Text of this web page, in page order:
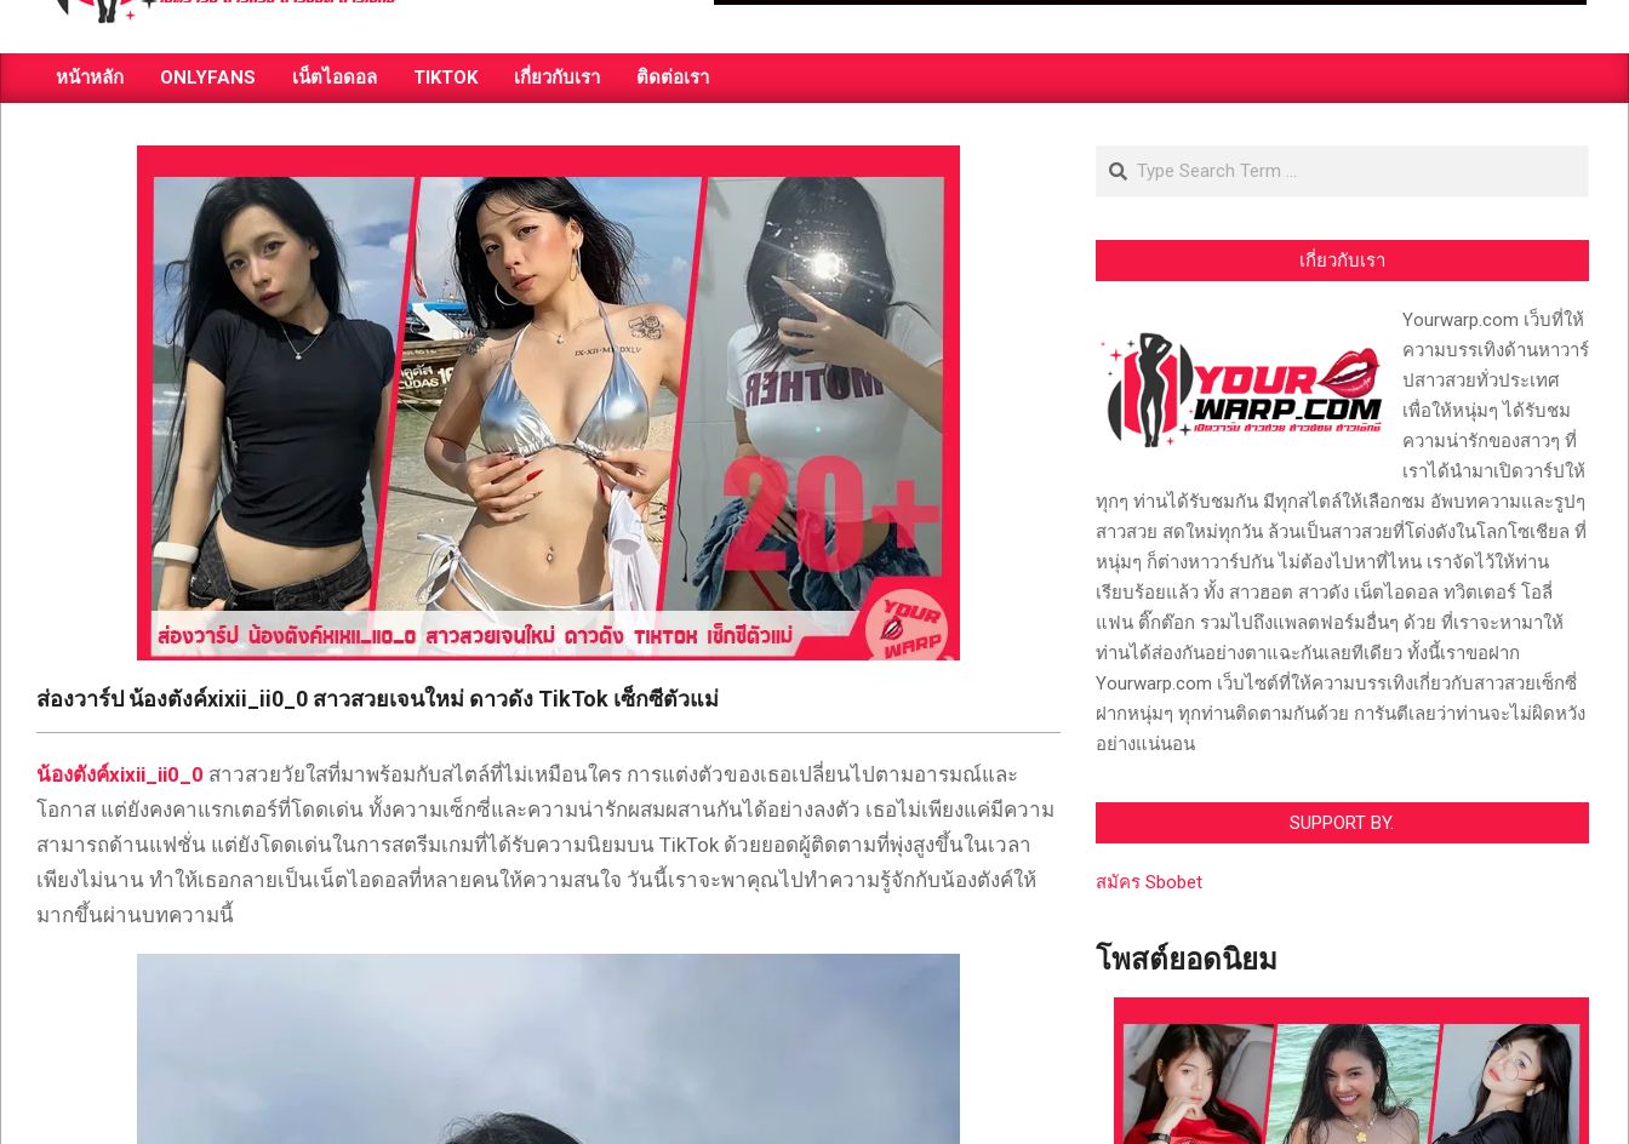
ส่อง
วาร์
กระแส
ONLYFANS
TIKTOK
Primary
หน้าหลัก ONLYFANS เน็ตไอดอล TIKTOK เกี่ยวกับเรา ติดต่อเรา
ส่องวาร์ป น้องตังค์xixii_ii0_0 สาวสวยเจนใหม่ ดาวดัง TikTok เซ็กซีตัวแม่
น้องตังค์xixii_ii0_0 สาวสวยวัยใสที่มาพร้อมกับสไตล์ที่ไม่เหมือนใคร การแต่งตัวของเธอเปลี่ยนไปตามอารมณ์และ
โอกาส แต่ยังคงคาแรกเตอร์ที่โดดเด่น ทั้งความเซ็กซี่และความน่ารักผสมผสานกันได้อย่างลงตัว เธอไม่เพียงแค่มีความ
สามารถด้านแฟชั่น แต่ยังโดดเด่นในการสตรีมเกมที่ได้รับความนิยมบน TikTok ด้วยยอดผู้ติดตามที่พุ่งสูงขึ้นในเวลา
เพียงไม่นาน ทำให้เธอกลายเป็นเน็ตไอดอลที่หลายคนให้ความสนใจ วันนี้เราจะพาคุณไปทำความรู้จักกับน้องตังค์ให้
มากขึ้นผ่านบทความนี้
Search
เกี่ยวกับเรา
Yourwarp.com เว็บที่ให้
ความบรรเทิงด้านหาวาร์
ปสาวสวยทั่วประเทศ
เพื่อให้หนุ่มๆ ได้รับชม
ความน่ารักของสาวๆ ที่
เราได้นำมาเปิดวาร์ปให้
ทุกๆ ท่านได้รับชมกัน มีทุกสไตล์ให้เลือกชม อัพบทความและรูปๆ
สาวสวย สดใหม่ทุกวัน ล้วนเป็นสาวสวยที่โด่งดังในโลกโซเชียล ที่
หนุ่มๆ ก็ต่างหาวาร์ปกัน ไม่ต้องไปหาที่ไหน เราจัดไว้ให้ท่าน
เรียบร้อยแล้ว ทั้ง สาวฮอต สาวดัง เน็ตไอดอล ทวิตเตอร์ โอลี่
แฟน ติ๊กต๊อก รวมไปถึงแพลตฟอร์มอื่นๆ ด้วย ที่เราจะหามาให้
ท่านได้ส่องกันอย่างตาแฉะกันเลยทีเดียว ทั้งนี้เราขอฝาก
Yourwarp.com เว็บไซต์ที่ให้ความบรรเทิงเกี่ยวกับสาวสวยเซ็กซี่
ฝากหนุ่มๆ ทุกท่านติดตามกันด้วย การันตีเลยว่าท่านจะไม่ผิดหวัง
อย่างแน่นอน
SUPPORT BY.
สมัคร Sbobet
โพสต์ยอดนิยม